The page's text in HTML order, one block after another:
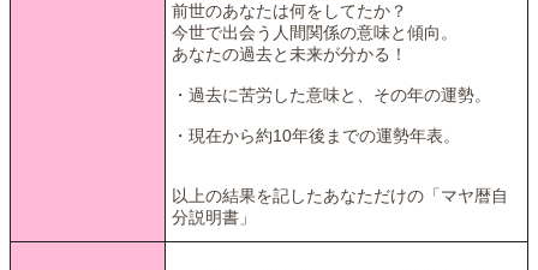
前世のあなたは何をしてたか？
今世で出会う人間関係の意味と傾向。
あなたの過去と未来が分かる！
・過去に苦労した意味と、その年の運勢。
・現在から約10年後までの運勢年表。
以上の結果を記したあなただけの「マヤ暦自
分説明書」